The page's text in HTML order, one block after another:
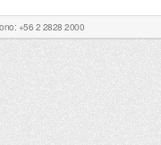
+56 2 2828 2000